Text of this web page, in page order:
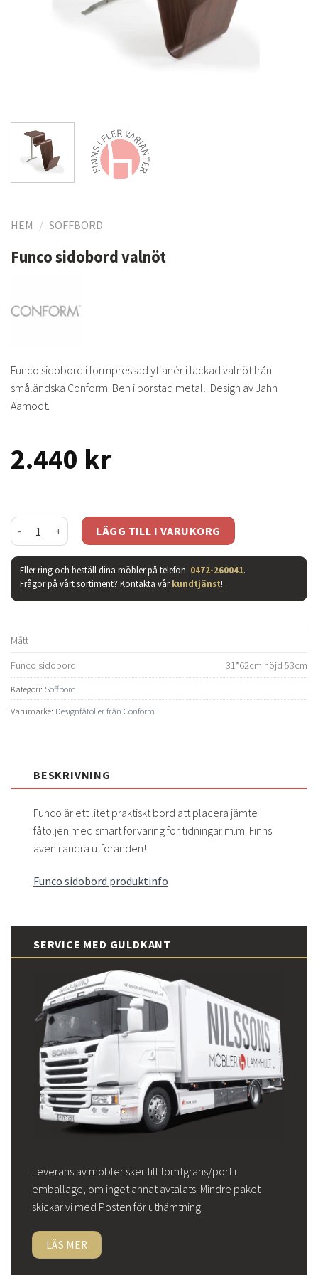
HEM / SOFFBORD
Funco sidobord valnöt
Funco sidobord i formpressad ytfanér i lackad valnöt från
småländska Conform. Ben i borstad metall. Design av Jahn
Aamodt.
2.440 kr
Funco sidobord valnöt mängdLÄGG TILL I VARUKORG
Eller ring och beställ dina möbler på telefon: 0472-260041.
Frågor på vårt sortiment? Kontakta vårkundtjänst!
Mått
Funco sidobord
31*62cm höjd 53cm
Kategori: Soffbord
Varumärke: Designfåtöljer från Conform
BESKRIVNING
Funco är ett litet praktiskt bord att placera jämte
fåtöljen med smart förvaring för tidningar m.m. Finns
även i andra utföranden!
Funco sidobord produktinfo
SERVICE MED GULDKANT
Leverans av möbler sker till tomtgräns/port i
emballage, om inget annat avtalats. Mindre paket
skickar vi med Posten för uthämtning.
LÄS MER